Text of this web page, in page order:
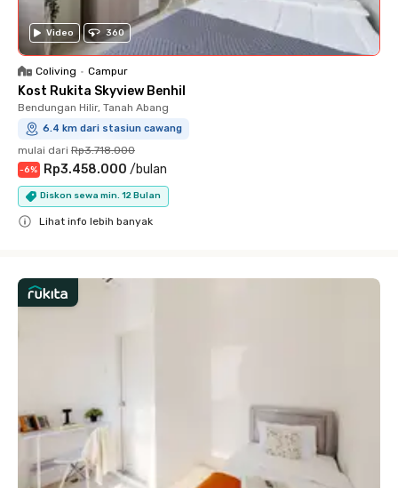
Video 360
Coliving • Campur
Kost Rukita Skyview Benhil
Bendungan Hilir, Tanah Abang
6.4 km dari stasiun cawang
mulai dari Rp3.718.000
-6% Rp3.458.000 /bulan
Diskon sewa min. 12 Bulan
Lihat info lebih banyak